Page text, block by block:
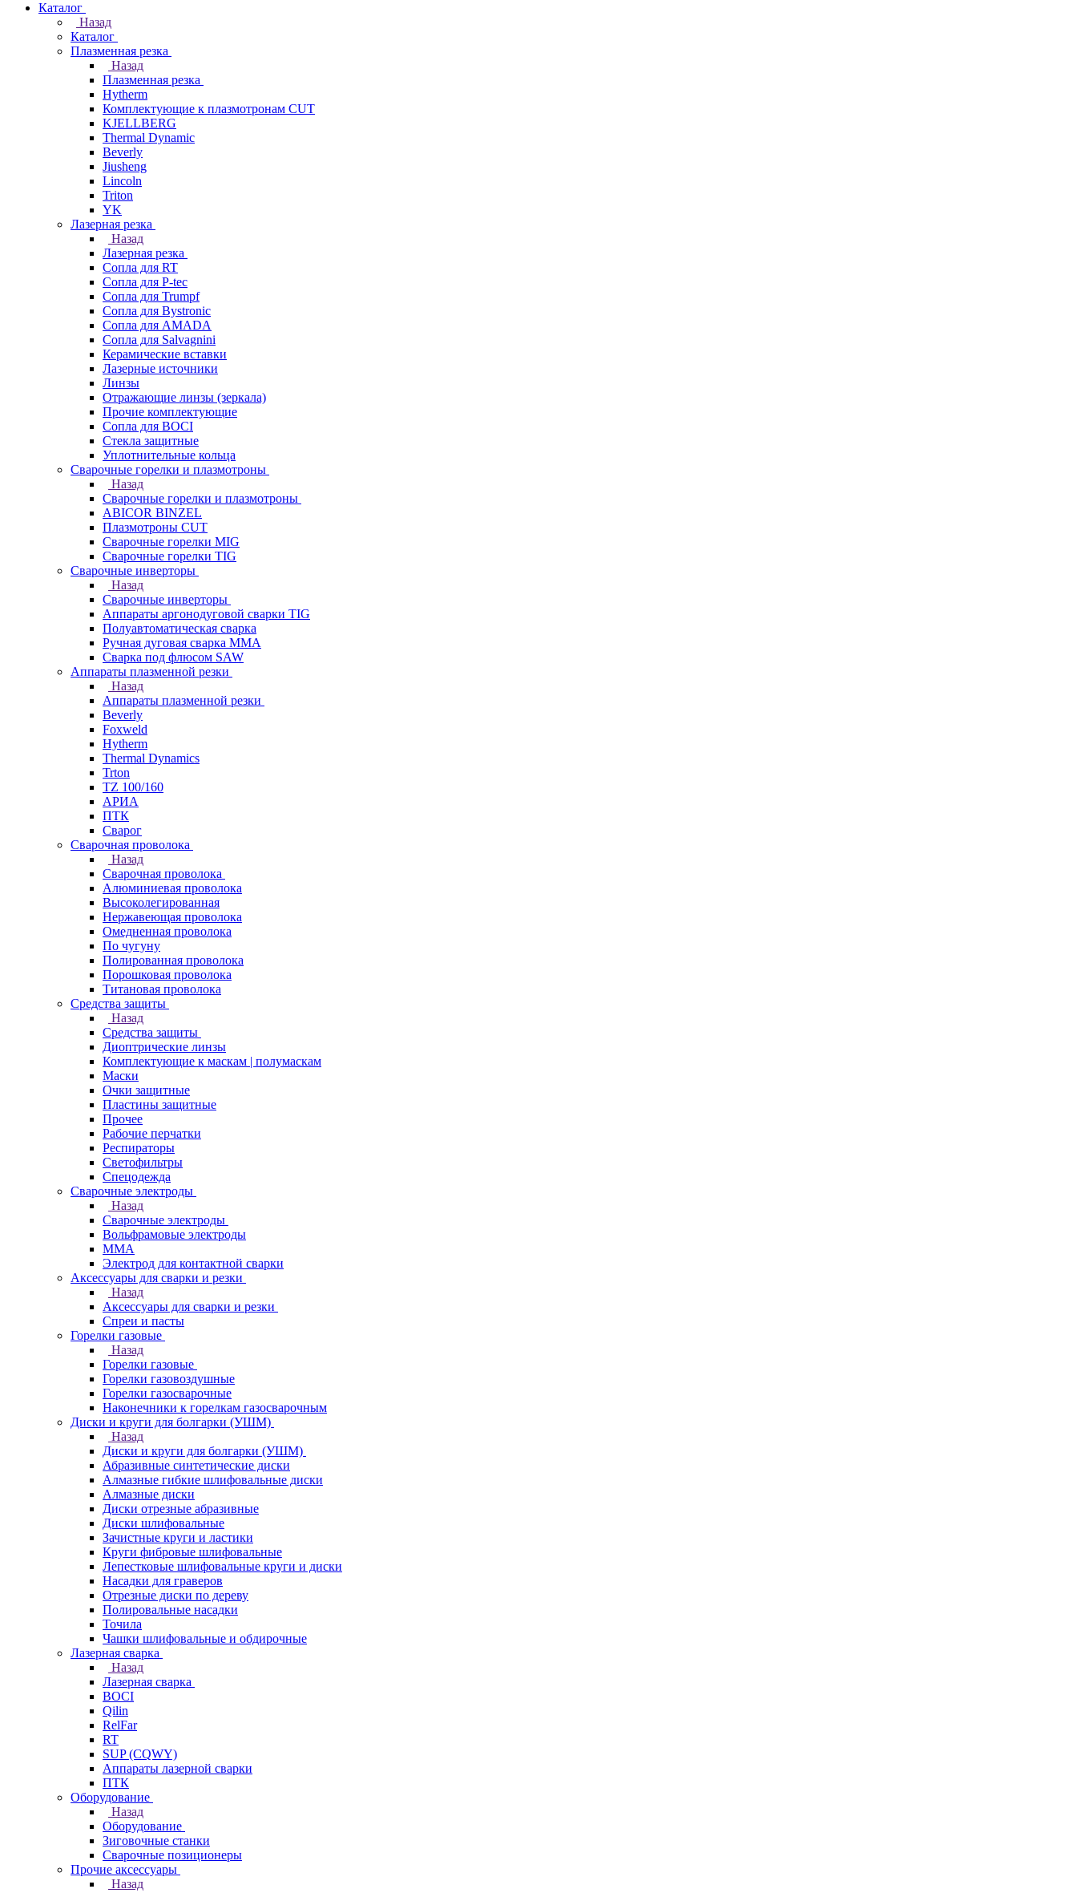
Каталог
Назад
Каталог
Плазменная резка
Назад
Плазменная резка
Hytherm
Комплектующие к плазмотронам CUT
KJELLBERG
Thermal Dynamic
Beverly
Jiusheng
Lincoln
Triton
YK
Лазерная резка
Назад
Лазерная резка
Сопла для RT
Сопла для P-tec
Сопла для Trumpf
Сопла для Bystronic
Сопла для AMADA
Сопла для Salvagnini
Керамические вставки
Лазерные источники
Линзы
Отражающие линзы (зеркала)
Прочие комплектующие
Сопла для BOCI
Стекла защитные
Уплотнительные кольца
Сварочные горелки и плазмотроны
Назад
Сварочные горелки и плазмотроны
ABICOR BINZEL
Плазмотроны CUT
Сварочные горелки MIG
Сварочные горелки TIG
Сварочные инверторы
Назад
Сварочные инверторы
Аппараты аргонодуговой сварки TIG
Полуавтоматическая сварка
Ручная дуговая сварка MMA
Сварка под флюсом SAW
Аппараты плазменной резки
Назад
Аппараты плазменной резки
Beverly
Foxweld
Hytherm
Thermal Dynamics
Trton
TZ 100/160
АРИА
ПТК
Сварог
Сварочная проволока
Назад
Сварочная проволока
Алюминиевая проволока
Высоколегированная
Нержавеющая проволока
Омедненная проволока
По чугуну
Полированная проволока
Порошковая проволока
Титановая проволока
Средства защиты
Назад
Средства защиты
Диоптрические линзы
Комплектующие к маскам | полумаскам
Маски
Очки защитные
Пластины защитные
Прочее
Рабочие перчатки
Респираторы
Светофильтры
Спецодежда
Сварочные электроды
Назад
Сварочные электроды
Вольфрамовые электроды
ММА
Электрод для контактной сварки
Аксессуары для сварки и резки
Назад
Аксессуары для сварки и резки
Спреи и пасты
Горелки газовые
Назад
Горелки газовые
Горелки газовоздушные
Горелки газосварочные
Наконечники к горелкам газосварочным
Диски и круги для болгарки (УШМ)
Назад
Диски и круги для болгарки (УШМ)
Абразивные синтетические диски
Алмазные гибкие шлифовальные диски
Алмазные диски
Диски отрезные абразивные
Диски шлифовальные
Зачистные круги и ластики
Круги фибровые шлифовальные
Лепестковые шлифовальные круги и диски
Насадки для граверов
Отрезные диски по дереву
Полировальные насадки
Точила
Чашки шлифовальные и обдирочные
Лазерная сварка
Назад
Лазерная сварка
BOCI
Qilin
RelFar
RT
SUP (CQWY)
Аппараты лазерной сварки
ПТК
Оборудование
Назад
Оборудование
Зиговочные станки
Сварочные позиционеры
Прочие аксессуары
Назад